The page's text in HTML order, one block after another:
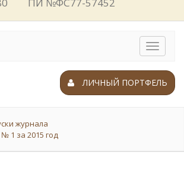
Toggle
ЛИЧНЫЙ ПОРТФЕЛЬ
журнала
1 за 2015 год